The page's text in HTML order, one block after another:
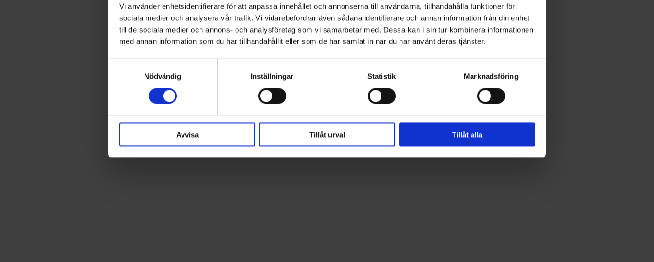
Vi använder enhetsidentifierare för att anpassa innehållet och annonserna till användarna, tillhandahålla funktioner för
sociala medier och analysera vår trafik. Vi vidarebefordrar även sådana identifierare och annan information från din enhet
till de sociala medier och annons- och analysföretag som vi samarbetar med. Dessa kan i sin tur kombinera informationen
med annan information som du har tillhandahållit eller som de har samlat in när du har använt deras tjänster.
Nödvändig
Inställningar Statistik Marknadsföring
Avvisa Tillåt urval Tillåt alla